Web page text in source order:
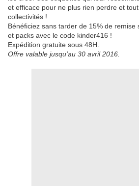
et efficace pour ne plus rien perdre et
collectivités !
Bénéficiez sans tarder de 15% de remise
et packs avec le code kinder416 !
Expédition gratuite sous 48H.
Offre valable jusqu'au 30 avril 2016.